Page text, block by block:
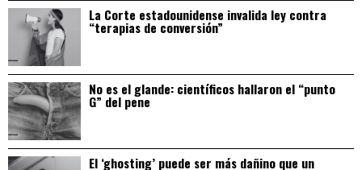
La Corte estadounidense invalida ley contra
“terapias de conversión”
No es el glande: científicos hallaron el “punto
G” del pene
El ‘ghosting’ puede ser más dañino que un